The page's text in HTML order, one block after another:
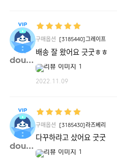
doung**
구매옵션 [3185440]그레이프
배송 잘 왔어요 긋굿ㅎㅎ
2022.11.09
doung**
구매옵션 [3185430]라즈베리
다꾸하랴고 샀어요 굿굿